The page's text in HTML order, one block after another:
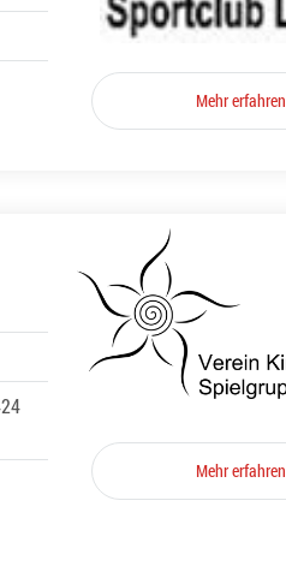
Mehr erfahren
Mehr erfahren